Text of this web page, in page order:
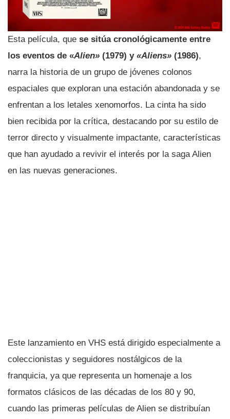
Esta película, que se sitúa cronológicamente entre
los eventos de «Alien» (1979) y «Aliens» (1986),
narra la historia de un grupo de jóvenes colonos
espaciales que exploran una estación abandonada y se
enfrentan a los letales xenomorfos. La cinta ha sido
bien recibida por la crítica, destacando por su estilo de
terror directo y visualmente impactante, características
que han ayudado a revivir el interés por la saga Alien
en las nuevas generaciones.
Este lanzamiento en VHS está dirigido especialmente a
coleccionistas y seguidores nostálgicos de la
franquicia, ya que representa un homenaje a los
formatos clásicos de las décadas de los 80 y 90,
cuando las primeras películas de Alien se distribuían